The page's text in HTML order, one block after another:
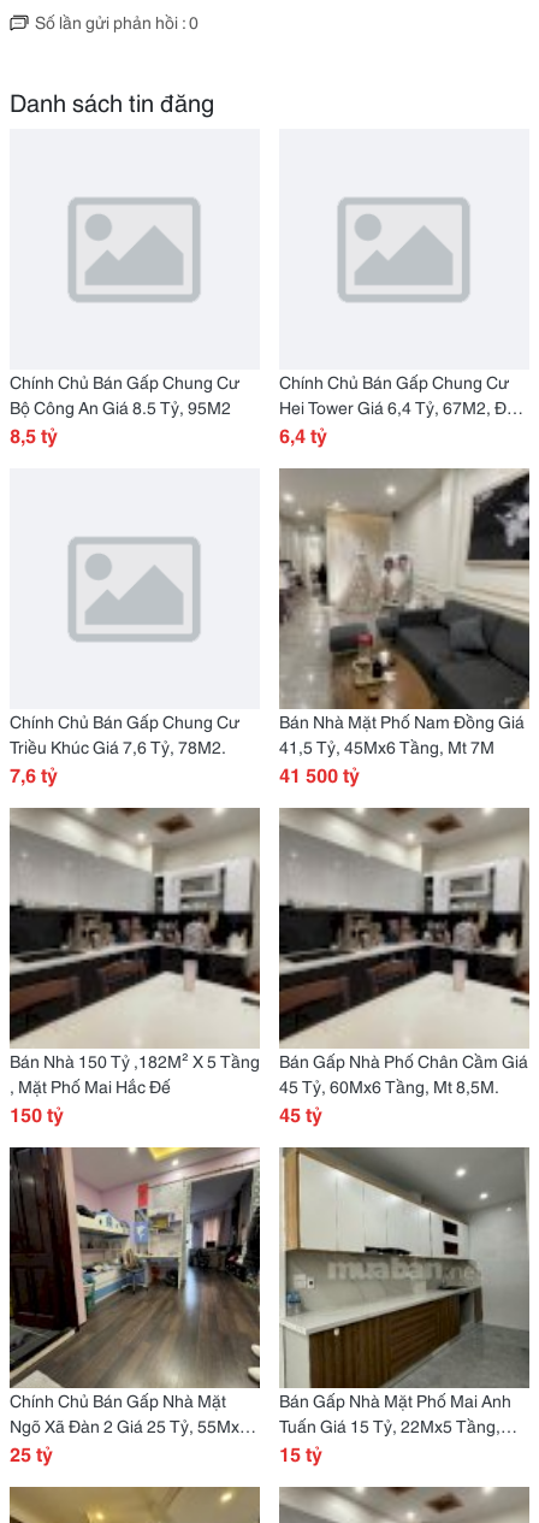
Số lần gửi phản hồi : 0
Danh sách tin đăng
Chính Chủ Bán Gấp Chung Cư
Bộ Công An Giá 8.5 Tỷ, 95M2
8,5 tỷ
Chính Chủ Bán Gấp Chung Cư
Hei Tower Giá 6,4 Tỷ, 67M2, Đủ
Nội Thất
6,4 tỷ
Chính Chủ Bán Gấp Chung Cư
Triều Khúc Giá 7,6 Tỷ, 78M2.
7,6 tỷ
Bán Nhà Mặt Phố Nam Đồng Giá
41,5 Tỷ, 45Mx6 Tầng, Mt 7M
41 500 tỷ
Bán Nhà 150 Tỷ ,182M² X 5 Tầng
, Mặt Phố Mai Hắc Đế
150 tỷ
Bán Gấp Nhà Phố Chân Cầm Giá
45 Tỷ, 60Mx6 Tầng, Mt 8,5M.
45 tỷ
Chính Chủ Bán Gấp Nhà Mặt
Ngõ Xã Đàn 2 Giá 25 Tỷ, 55Mx5
Tầng, Kd Tốt
25 tỷ
Bán Gấp Nhà Mặt Phố Mai Anh
Tuấn Giá 15 Tỷ, 22Mx5 Tầng,
View Hồ.
15 tỷ